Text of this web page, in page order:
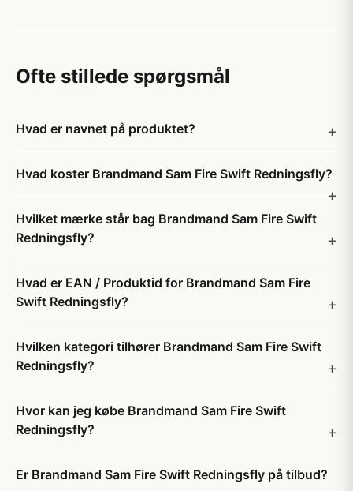
Ofte stillede spørgsmål
Hvad er navnet på produktet?
Hvad koster Brandmand Sam Fire Swift Redningsfly?
Hvilket mærke står bag Brandmand Sam Fire Swift
Redningsfly?
Hvad er EAN / Produktid for Brandmand Sam Fire
Swift Redningsfly?
Hvilken kategori tilhører Brandmand Sam Fire Swift
Redningsfly?
Hvor kan jeg købe Brandmand Sam Fire Swift
Redningsfly?
Er Brandmand Sam Fire Swift Redningsfly på tilbud?